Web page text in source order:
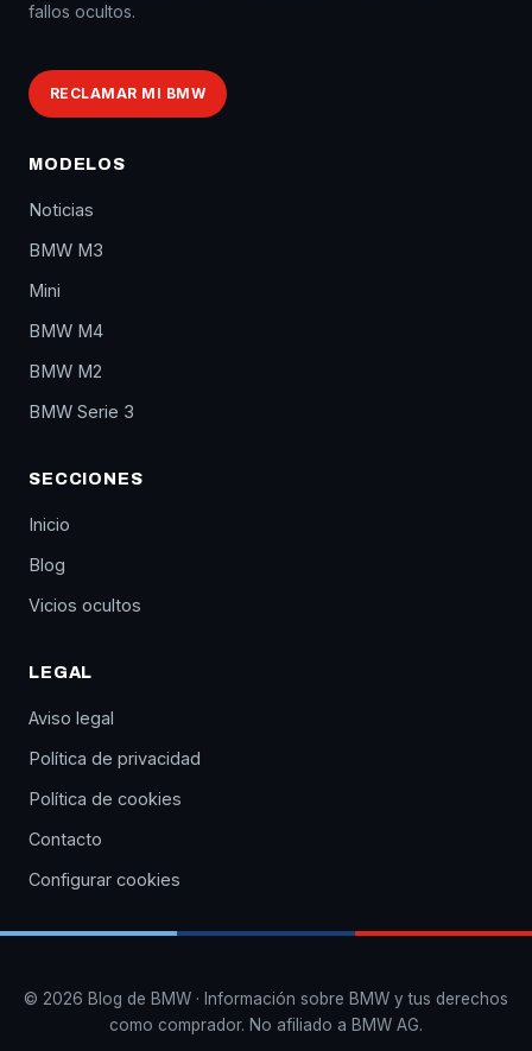
fallos ocultos.
RECLAMAR MI BMW
MODELOS
Noticias
BMW M3
Mini
BMW M4
BMW M2
BMW Serie 3
SECCIONES
Inicio
Blog
Vicios ocultos
LEGAL
Aviso legal
Política de privacidad
Política de cookies
Contacto
Configurar cookies
© 2026 Blog de BMW · Información sobre BMW y tus derechos
como comprador. No afiliado a BMW AG.